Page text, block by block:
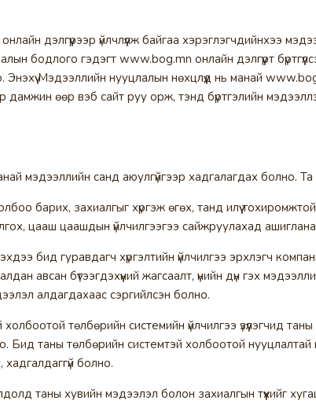
БҮРТГҮҮЛЭХ
дэлгүүрээр үйлчлүүлж байгаа хэрэглэгчдийнхээ
бодлого гэдэгт www.bog.mn онлайн дэлгүүрт
Энэхүү Мэдээллийн нууцлалын нөхцлүүд нь манай
дамжин өөр вэб сайт руу орж, тэнд бүртгэлийн
мэдээллийн санд аюулгүйгээр хадгалагдах болно.
барих, захиалгыг хүргэж өгөх, танд илүү тохиромжтой
цааш цаашдын үйлчилгээгээ сайжруулахад
бид гуравдагч хүргэлтийн үйлчилгээ эрхлэгч
авсан бүтээгдэхүүний жагсаалт, үнийн дүн гэх
алдагдахаас сэргийлсэн болно.
төлбөрийн системийн үйлчилгээ үзүүлэгчид
таны төлбөрийн системтэй холбоотой нууцлалтай
болно.
таны хувийн мэдээлэл болон захиалгын түүхийг